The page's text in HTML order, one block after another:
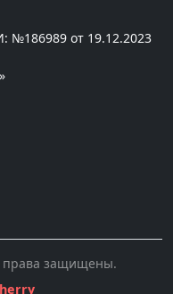
№186989 от 19.12.2023
права защищены.